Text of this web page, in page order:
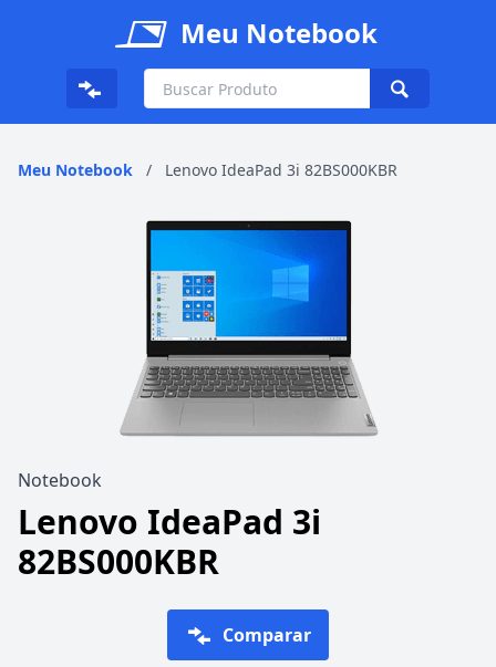
Meu Notebook
Meu Notebook / Lenovo IdeaPad 3i ‎82BS000KBR
Notebook
Lenovo IdeaPad 3i
‎82BS000KBR
Comparar